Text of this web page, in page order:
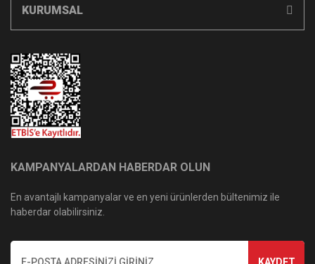
KURUMSAL
KAMPANYALARDAN HABERDAR OLUN
En avantajlı kampanyalar ve en yeni ürünlerden bültenimiz ile
haberdar olabilirsiniz.
KAYDET